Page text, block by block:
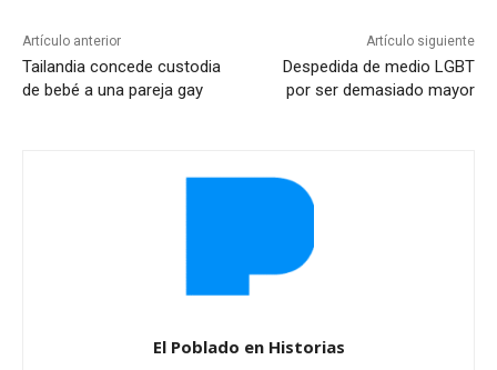
Artículo anterior
Tailandia concede custodia
de bebé a una pareja gay
Artículo siguiente
Despedida de medio LGBT
por ser demasiado mayor
El Poblado en Historias